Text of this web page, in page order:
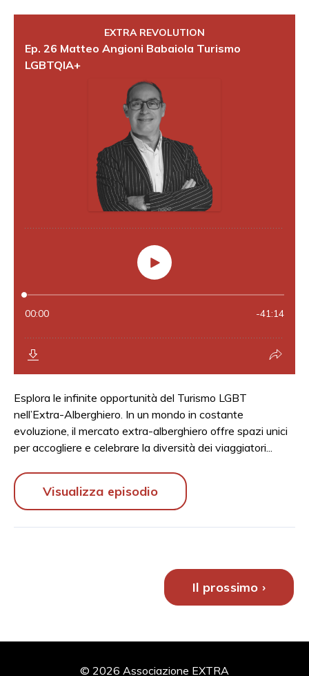
Esplora le infinite opportunità del Turismo LGBT
nell’Extra-Alberghiero. In un mondo in costante
evoluzione, il mercato extra-alberghiero offre spazi unici
per accogliere e celebrare la diversità dei viaggiatori...
Visualizza episodio
Il prossimo ›
© 2026 Associazione EXTRA